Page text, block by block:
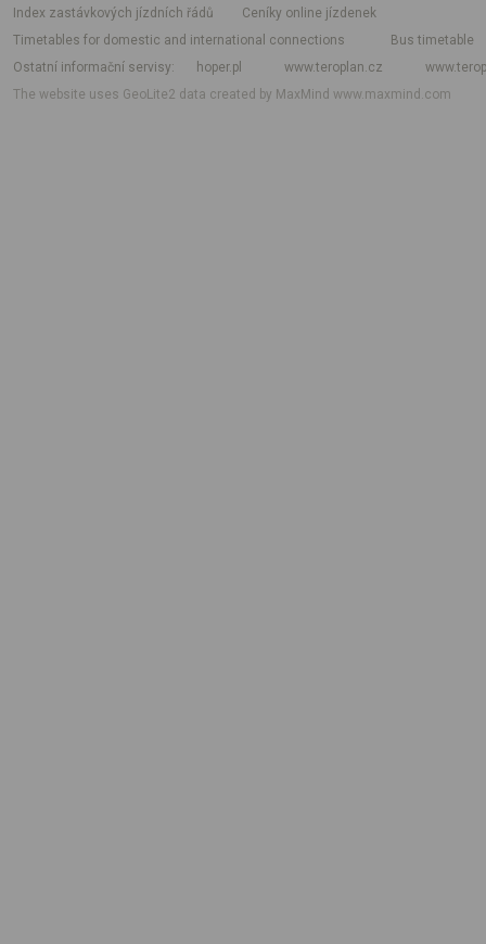
index zastávkových jízdních řádů
Ceníky online jízdenek
Timetables for domestic and international connections
Bus timetable
Ostatní informační servisy
hoper.pl www.teroplan.cz
The website uses GeoLite2 data created by MaxMindwww.maxmind.com